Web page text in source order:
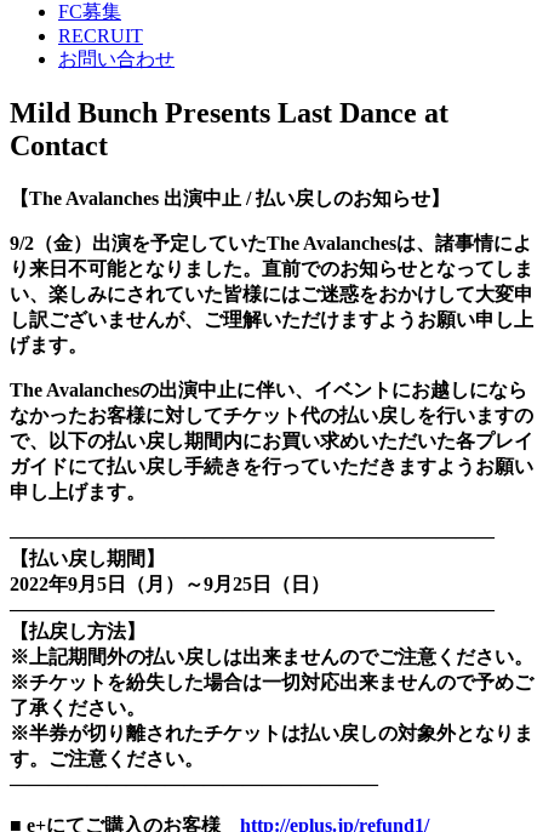
FC募集
RECRUIT
お問い合わせ
Mild Bunch Presents Last Dance at
Contact
【The Avalanches 出演中止 / 払い戻しのお知らせ】
9/2（金）出演を予定していたThe Avalanchesは、諸事情によ
り来日不可能となりました。直前でのお知らせとなってしま
い、楽しみにされていた皆様にはご迷惑をおかけして大変申
し訳ございませんが、ご理解いただけますようお願い申し上
げます。
The Avalanchesの出演中止に伴い、イベントにお越しになら
なかったお客様に対してチケット代の払い戻しを行いますの
で、以下の払い戻し期間内にお買い求めいただいた各プレイ
ガイドにて払い戻し手続きを行っていただきますようお願い
申し上げます。
―――――――――――――――――――――――――
【払い戻し期間】
2022年9月5日（月）～9月25日（日）
―――――――――――――――――――――――――
【払戻し方法】
※上記期間外の払い戻しは出来ませんのでご注意ください。
※チケットを紛失した場合は一切対応出来ませんので予めご
了承ください。
※半券が切り離されたチケットは払い戻しの対象外となりま
す。ご注意ください。
―――――――――――――――――――
■ e+にてご購入のお客様 http://eplus.jp/refund1/